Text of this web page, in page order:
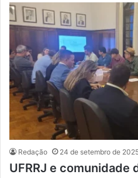
Redação 24 de setembro de
UFRRJ e comunidade